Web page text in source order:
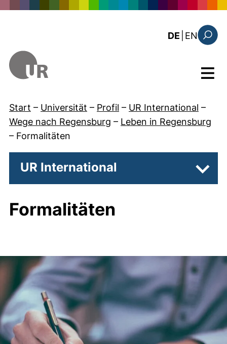
DE EN: this
Menü
Start – Universität – Profil – UR International –
Wege nach Regensburg – Leben in Regensburg
– Formalitäten
UR International
Formalitäten
Formalitäten für Ihr Leben in